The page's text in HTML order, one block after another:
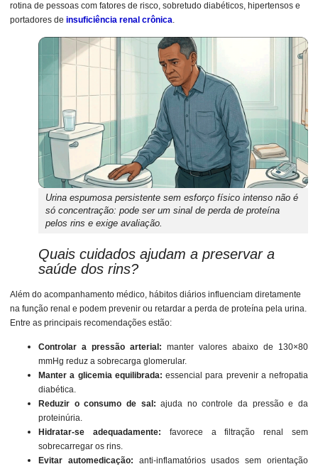
rotina de pessoas com fatores de risco, sobretudo diabéticos, hipertensos e
portadores de insuficiência renal crônica
Urina espumosa persistente sem esforço físico intenso não é
só concentração: pode ser um sinal de perda de proteína
pelos rins e exige avaliação.
Quais cuidados ajudam a preservar a
saúde dos rins?
Além do acompanhamento médico, hábitos diários influenciam diretamente
na função renal e podem prevenir ou retardar a perda de proteína pela urina.
Entre as principais recomendações estão:
Controlar a pressão arterial: manter valores abaixo de 130×80
mmHg reduz a sobrecarga glomerular.
Manter a glicemia equilibrada: essencial para prevenir a nefropatia
diabética.
Reduzir o consumo de sal: ajuda no controle da pressão e da
proteinúria.
Hidratar-se adequadamente: favorece a filtração renal sem
sobrecarregar os rins.
Evitar automedicação: anti-inflamatórios usados sem orientação